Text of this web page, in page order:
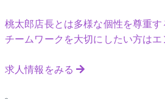
桃太郎店長とは多様な個性を尊重
チームワークを大切にしたい方はエ
求人情報をみる